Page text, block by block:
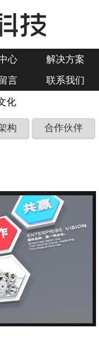
心 解决方案
言 联系我们
化
构 合作伙伴